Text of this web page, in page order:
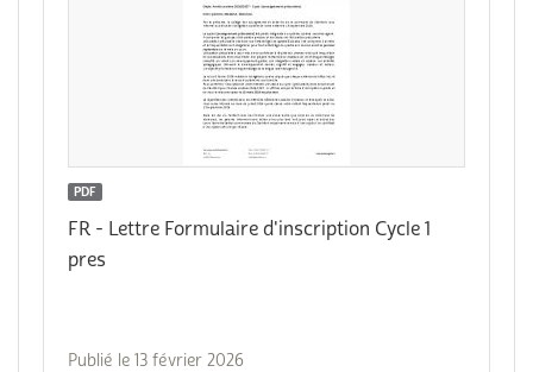
PDF
FR - Lettre Formulaire d'inscription Cycle 1
pres
Publié le 13 février 2026